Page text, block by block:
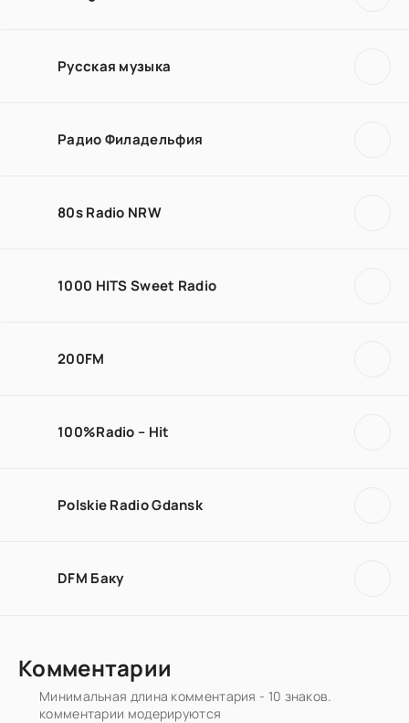
Русская музыка
Радио Филадельфия
80s Radio NRW
1000 HITS Sweet Radio
200FM
100%Radio – Hit
Polskie Radio Gdansk
DFM Баку
Комментарии
Минимальная длина комментария - 10 знаков.
комментарии модерируются